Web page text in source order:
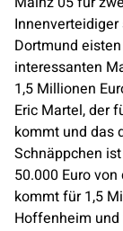
Dortmund
interessanten
1,5 Millionen
Eric Martel, der
kommt und das
Schnäppchen
50.000 Euro
kommt für 1,5
Hoffenheim